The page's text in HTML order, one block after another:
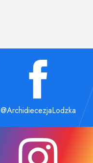
@ArchidiecezjaLodzka